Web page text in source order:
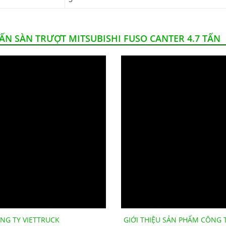
SÀN TRƯỢT MITSUBISHI FUSO CANTER 4.7 TẤN
TY VIETTRUCK GIỚI THIỆU SẢN PHẨM CÔNG